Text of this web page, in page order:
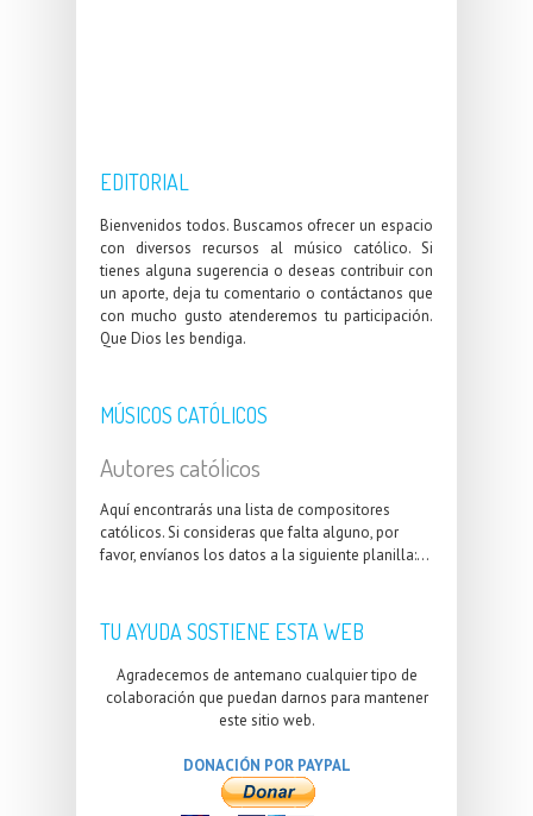
EDITORIAL
Bienvenidos todos. Buscamos ofrecer un espacio
con diversos recursos al músico católico. Si
tienes alguna sugerencia o deseas contribuir con
un aporte, deja tu comentario o contáctanos que
con mucho gusto atenderemos tu participación.
Que Dios les bendiga.
MÚSICOS CATÓLICOS
Autores católicos
Aquí encontrarás una lista de compositores
católicos. Si consideras que falta alguno, por
favor, envíanos los datos a la siguiente planilla:...
TU AYUDA SOSTIENE ESTA WEB
Agradecemos de antemano cualquier tipo de
colaboración que puedan darnos para mantener
este sitio web.
DONACIÓN POR PAYPAL